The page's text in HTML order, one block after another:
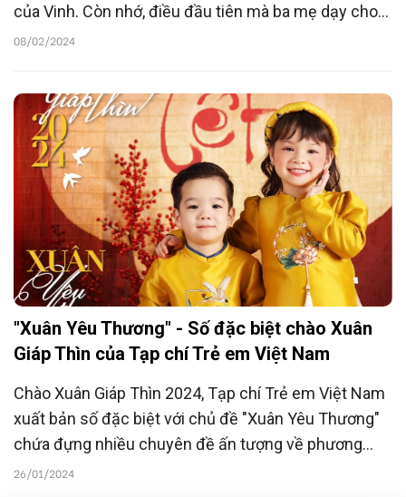
của Vinh. Còn nhớ, điều đầu tiên mà ba mẹ dạy cho
Vinh là phải biết lễ phép, biết yêu thương và biết tiết
08/02/2024
"Xuân Yêu Thương" - Số đặc biệt chào Xuân
Giáp Thìn của Tạp chí Trẻ em Việt Nam
Chào Xuân Giáp Thìn 2024, Tạp chí Trẻ em Việt Nam
xuất bản số đặc biệt với chủ đề "Xuân Yêu Thương"
chứa đựng nhiều chuyên đề ấn tượng về phương
pháp giáo dục con của các chuyên gia, doanh nhân
26/01/2024